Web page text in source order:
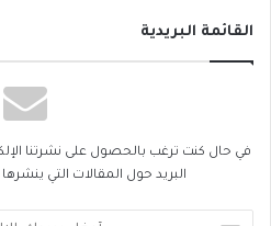
القائمة البريدية
في حال كنت ترغب بالحصول على نشرتنا
البريد حول المقالات التي